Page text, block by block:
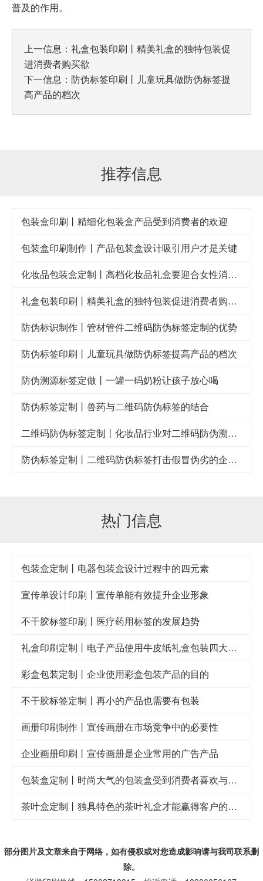
普及的作用。
上一信息： 礼盒包装印刷丨精美礼盒的独特包装促
进消费者购买欲
下一信息： 防伪标签印刷丨儿童玩具做防伪标签提
高产品的档次
推荐信息
包装盒印刷丨精细化包装盒产品受到消费者的欢迎
包装盒印刷制作丨产品包装盒设计吸引用户才是关键
化妆品包装盒定制丨高档化妆品礼盒要迎合女性消费者的审美眼光
礼盒包装印刷丨精美礼盒的独特包装促进消费者购买欲
防伪标识制作丨管材管件二维码防伪标签定制的优势
防伪标签印刷丨儿童玩具做防伪标签提高产品的档次
防伪溯源标签定做丨一罐一码奶粉让孩子放心喝
防伪标签定制丨兽药与二维码防伪标签的结合
二维码防伪标签定制丨化妆品行业对二维码防伪溯源系统的需求
防伪标签定制丨二维码防伪标签打击假冒伪劣的企业利器
热门信息
包装盒定制丨电器包装盒设计过程中的四元素
宣传单设计印刷丨宣传单能有效提升企业形象
不干胶标签印刷丨医疗药用标签的发展趋势
礼盒印刷定制丨电子产品使用牛皮纸礼盒包装四大好处
彩盒包装定制丨企业使用彩盒包装产品的目的
不干胶标签定制丨再小的产品也需要有包装
画册印刷制作丨宣传画册在市场竞争中的必要性
企业画册印刷丨宣传画册是企业常用的广告产品
包装盒定制丨时尚大气的包装盒受到消费者喜欢与青睐
茶叶盒定制丨独具特色的茶叶礼盒才能赢得客户的喜欢
部分图片及文章来自于网络，如有侵权或对您造成影响请与我司联系删
除。